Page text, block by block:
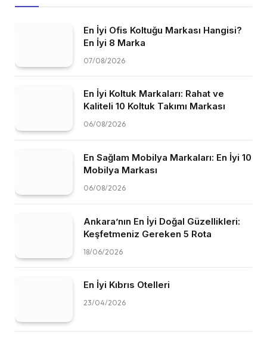
En İyi Ofis Koltuğu Markası Hangisi?
En İyi 8 Marka
07/08/2026
En İyi Koltuk Markaları: Rahat ve
Kaliteli 10 Koltuk Takımı Markası
06/08/2026
En Sağlam Mobilya Markaları: En İyi 10
Mobilya Markası
06/08/2026
Ankara’nın En İyi Doğal Güzellikleri:
Keşfetmeniz Gereken 5 Rota
18/06/2026
En İyi Kıbrıs Otelleri
23/04/2026